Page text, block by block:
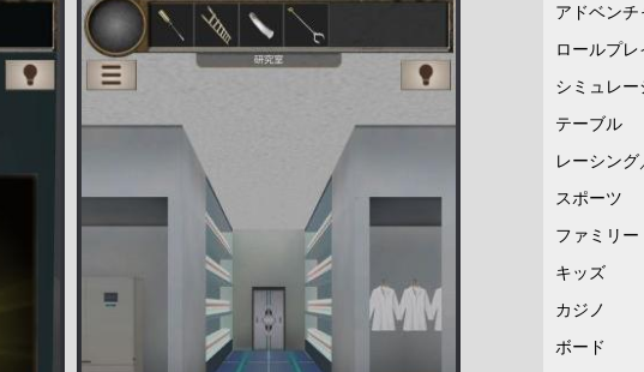
アドベンチ
ロールプレ
シミュレー
テーブル
レーシング
スポーツ
ファミリー
キッズ
カジノ
ボード